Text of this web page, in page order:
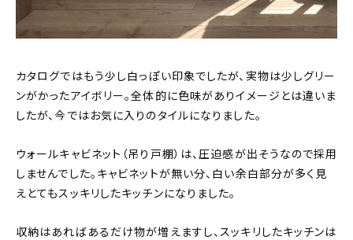
カタログではもう少し白っぽい印象でしたが、実物は少しグリー
ンがかったアイボリー。全体的に色味がありイメージとは違いま
したが、今ではお気に入りのタイルになりました。
ウォールキャビネット（吊り戸棚）は、圧迫感が出そうなので採用
しませんでした。キャビネットが無い分、白い余白部分が多く見
えとてもスッキリしたキッチンになりました。
収納はあればあるだけ物が増えますし、スッキリしたキッチンは